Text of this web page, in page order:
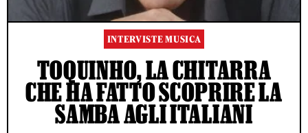
INTERVISTE MUSICA
TOQUINHO, LA CHITARRA
CHE HA FATTO SCOPRIRE LA
SAMBA AGLI ITALIANI